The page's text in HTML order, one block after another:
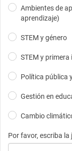
Ambientes de
aprendizaje)​
STEM y género
STEM y primera
Política pública
Gestión en
Cambio
Por favor, escriba